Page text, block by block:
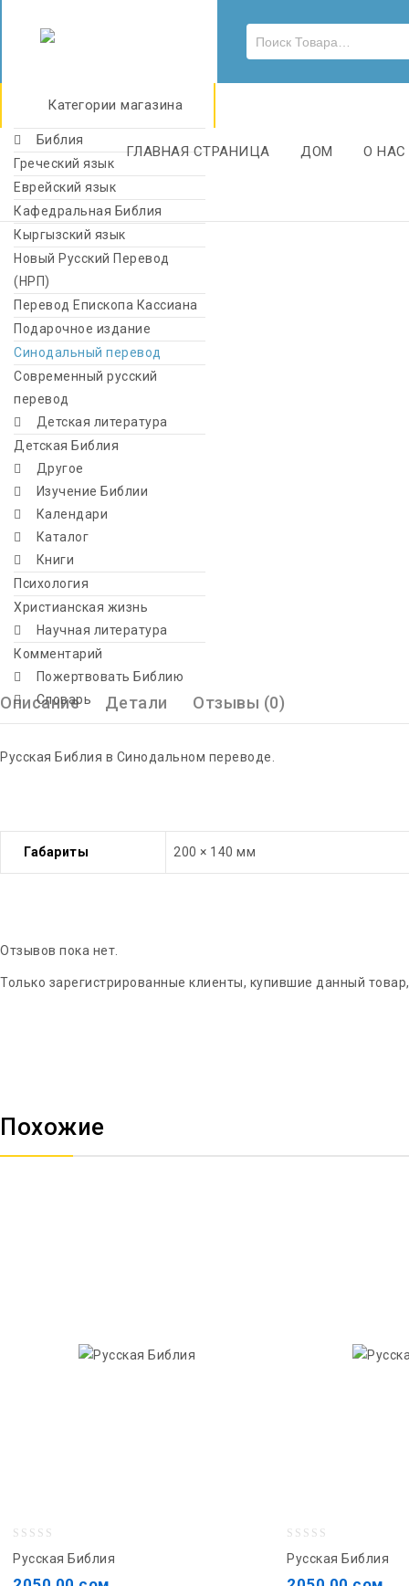
Категории магазина
Библия
Греческий язык
Еврейский язык
Кафедральная Библия
Кыргызский язык
Новый Русский Перевод
(НРП)
Перевод Епископа Кассиана
Подарочное издание
Синодальный перевод
Современный русский
перевод
Детская литература
Детская Библия
Другое
Изучение Библии
Календари
Каталог
Книги
Психология
Христианская жизнь
Научная литература
Комментарий
Пожертвовать Библию
Словарь
ГЛАВНАЯ СТРАНИЦА ДОМ О НАС
Описание Детали Отзывы (0)
Русская Библия в Синодальном переводе.
Габариты 200 × 140 мм
Отзывов пока нет.
Только зарегистрированные клиенты, купившие данный
Похожие
Русская Библия Русская Библия